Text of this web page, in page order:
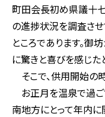
町田会長初め県議十
の進捗状況を調査さ
ところであります。
に驚きと喜びを感じた
そこで、供用開始の
お正月を温泉で過ご
南地方にとって年内に